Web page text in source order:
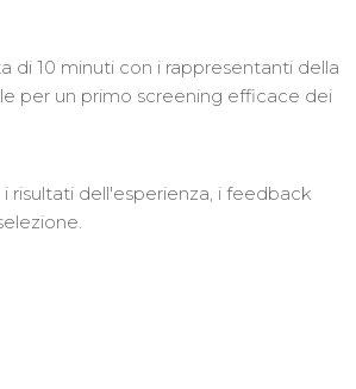
di 10 minuti con i rappresentanti della
per un primo screening efficace dei
dell'esperienza, i feedback